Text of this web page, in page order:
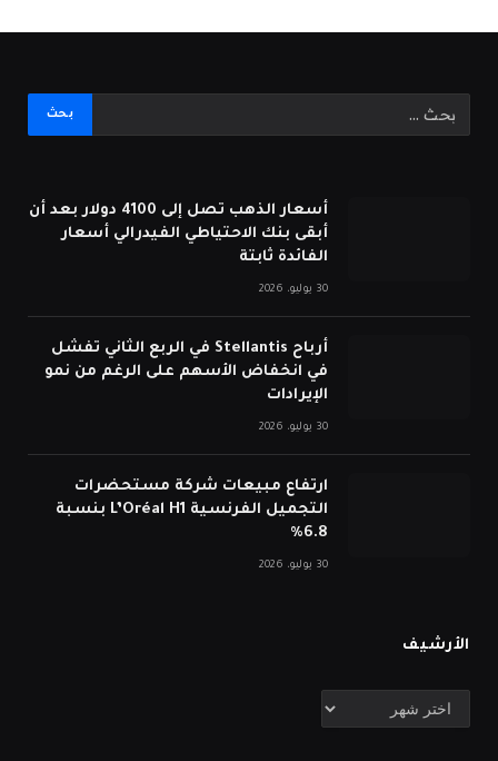
أسعار الذهب تصل إلى 4100 دولار بعد أن
أبقى بنك الاحتياطي الفيدرالي أسعار
الفائدة ثابتة
30 يوليو، 2026
أرباح Stellantis في الربع الثاني تفشل
في انخفاض الأسهم على الرغم من نمو
الإيرادات
30 يوليو، 2026
ارتفاع مبيعات شركة مستحضرات
التجميل الفرنسية L’Oréal H1 بنسبة
6.8%
30 يوليو، 2026
الأرشيف
الأرشيف